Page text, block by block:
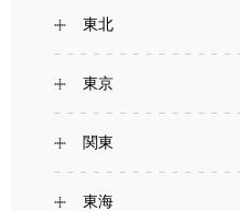
東北
東京
関東
東海